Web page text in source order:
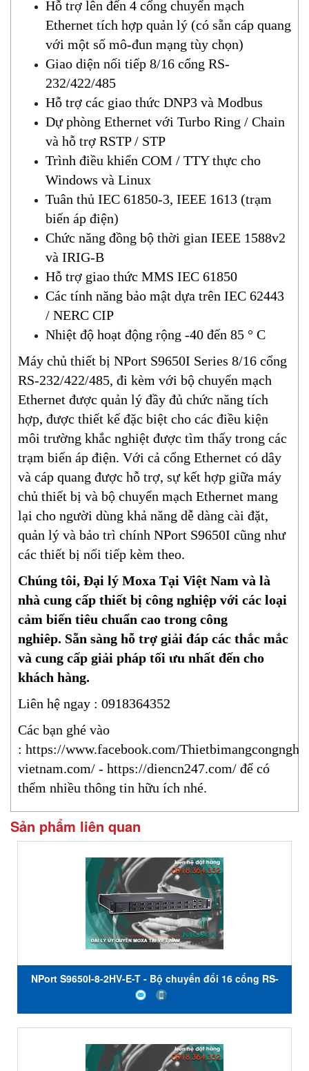
Hỗ trợ lên đến 4 cổng chuyển mạch
Ethernet tích hợp quản lý (có sẵn cáp quang
với một số mô-đun mạng tùy chọn)
Giao diện nối tiếp 8/16 cổng RS-
232/422/485
Hỗ trợ các giao thức DNP3 và Modbus
Dự phòng Ethernet với Turbo Ring / Chain
và hỗ trợ RSTP / STP
Trình điều khiển COM / TTY thực cho
Windows và Linux
Tuân thủ IEC 61850-3, IEEE 1613 (trạm
biến áp điện)
Chức năng đồng bộ thời gian IEEE 1588v2
và IRIG-B
Hỗ trợ giao thức MMS IEC 61850
Các tính năng bảo mật dựa trên IEC 62443
/ NERC CIP
Nhiệt độ hoạt động rộng -40 đến 85 ° C
Máy chủ thiết bị NPort S9650I Series 8/16 cổng
RS-232/422/485, đi kèm với bộ chuyển mạch
Ethernet được quản lý đầy đủ chức năng tích
hợp, được thiết kế đặc biệt cho các điều kiện
môi trường khắc nghiệt được tìm thấy trong các
trạm biến áp điện. Với cả cổng Ethernet có dây
và cáp quang được hỗ trợ, sự kết hợp giữa máy
chủ thiết bị và bộ chuyển mạch Ethernet mang
lại cho người dùng khả năng dễ dàng cài đặt,
quản lý và bảo trì chính NPort S9650I cũng như
các thiết bị nối tiếp kèm theo.
Chúng tôi, Đại lý Moxa Tại Việt Nam và là
nhà cung cấp thiết bị công nghiệp với các loại
cảm biến tiêu chuẩn cao trong công
nghiêp. Sẵn sàng hỗ trợ giải đáp các thắc mắc
và cung cấp giải pháp tối ưu nhất đến cho
khách hàng.
Liên hệ ngay : 0918364352
Các bạn ghé vào
: https://www.facebook.com/
vietnam.com/ - https://diencn247.com/ để có
thểm nhiều thông tin hữu ích nhé.
Sản phẩm liên quan
NPort S9650I-8-2HV-E-T - Bộ chuyển đổi 16 cổng RS-
232/422/485 sang 8 cổng Ethernet - Nhiệt độ hoạt
động -40 đến 85 ° C - Moxa Việt Nam